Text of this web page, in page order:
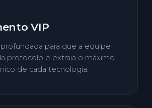
VIP
para que a equipe
protocolo e extraia o máximo
de cada tecnologia.